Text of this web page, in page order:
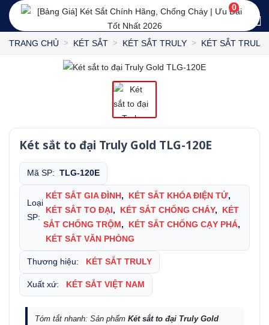
0
TRANG CHỦ KÉT SẮT KÉT SẮT TRULY KÉT SẮT TRULY
Két sắt to đại Truly Gold TLG-120E
Mã SP: TLG-120E
Loại
SP:
KÉT SẮT GIA ĐÌNH , KÉT SẮT KHÓA ĐIỆN TỬ,
KÉT SẮT TO ĐẠI , KÉT SẮT CHỐNG CHÁY,
KÉT
SẮT CHỐNG TRỘM , KÉT SẮT CHỐNG CẠY PHÁ,
KÉT SẮT VĂN PHÒNG
Thương hiệu: KÉT SẮT TRULY
Xuất xứ: KÉT SẮT VIỆT NAM
Tóm tắt nhanh: Sản phẩm Két sắt to đại Truly Gold